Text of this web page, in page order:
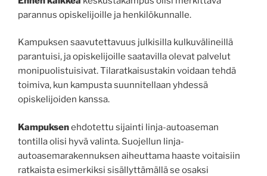
parannus opiskelijoille ja henkilökunnalle.
Kampuksen saavutettavuus julkisilla kulkuvälineillä
parantuisi, ja opiskelijoille saatavilla olevat palvelut
monipuolistuisivat. Tilaratkaisustakin voidaan tehdä
toimiva, kun kampusta suunnitellaan yhdessä
opiskelijoiden kanssa.
Kampuksenehdotettu sijainti linja-autoaseman
tontilla olisi hyvä valinta. Suojellun linja-
autoasemarakennuksen aiheuttama haaste voitaisiin
ratkaista esimerkiksi sisällyttämällä se osaksi